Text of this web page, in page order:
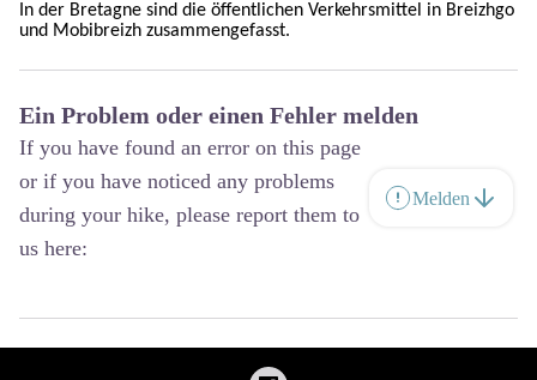
In der Bretagne sind die öffentlichen Verkehrsmittel in Breizhgo
und Mobibreizh zusammengefasst.
Ein Problem oder einen Fehler melden
If you have found an error on this page
or if you have noticed any problems
during your hike, please report them to
us here:
Melden